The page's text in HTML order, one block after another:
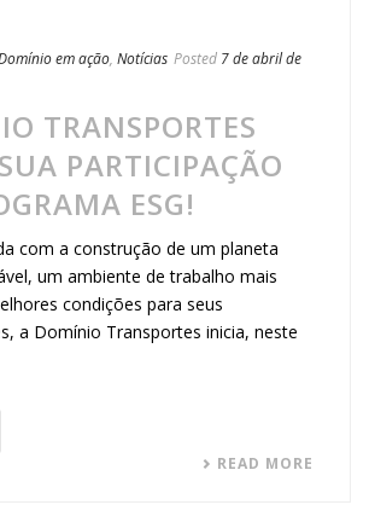
em ação, Notícias Posted 7 de abril de
TRANSPORTES
PARTICIPAÇÃO
ESG!
com a construção de um planeta
um ambiente de trabalho mais
condições para seus
a Domínio Transportes inicia, neste
READ MORE